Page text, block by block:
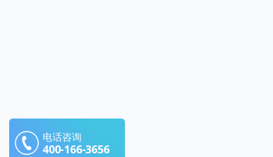
电话咨询
400-166-3656